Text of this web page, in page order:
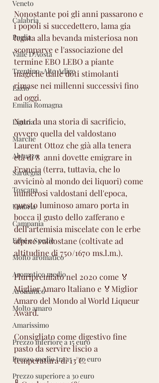
Veneto
Calabria
Puglia
Valle D'Aosta
Trentino-Alto Adige
Lazio
Emilia Romagna
Liguria
Marche
Abruzzo
Sardegna
Toscana
Umbria
Campania
Erbe e Spezie
Molto aromatico
Aromatico medio
Aromatico
Molto amaro
Amarissimo
Prezzo inferiore a 15 euro
Prezzo medio tra 15 - 30 euro
Prezzo superiore a 30 euro
Nonostante poi gli anni passarono e
i popoli si succedettero, lama gia
legata alla bevanda misteriosa non
scomparve e l'associazione del
termine EBO LEBO a piante
magiche dalle doti stimolanti
rimase nei millenni successivi fino
ad oggi.
Nato da una storia di sacrificio,
ovvero quella del valdostano
Laurent Ottoz che già alla tenera
età di 8  anni dovette emigrare in
Francia (terra, tuttavia, che lo
avvicinò al mondo dei liquori) come
numerosi valdostani dell'epoca,
questo luminoso amaro porta in
bocca il gusto dello zafferano e
dell'artemisia miscelate con le erbe
alpine valdostane (coltivate ad
altitudine di 750/1670 ms.l.m.).
Pluripremiato nel 2020 come 🏅
Miglior Amaro ltaliano e 🏅Miglior
Amaro del Mondo al World Liqueur
Award.
Consigliato come digestivo fine
pasto da servire liscio a
temperatura di 13°C.